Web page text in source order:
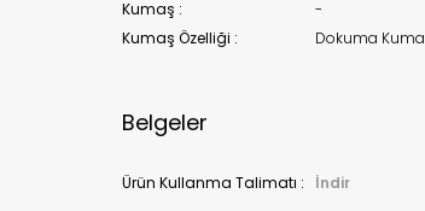
Kumaş :
-
Kumaş Özelliği :
Dokuma
Belgeler
Ürün Kullanma Talimatı : İndir